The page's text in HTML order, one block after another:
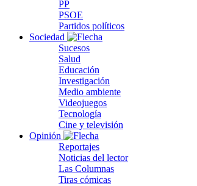
PP
PSOE
Partidos políticos
Sociedad
Sucesos
Salud
Educación
Investigación
Medio ambiente
Videojuegos
Tecnología
Cine y televisión
Opinión
Reportajes
Noticias del lector
Las Columnas
Tiras cómicas